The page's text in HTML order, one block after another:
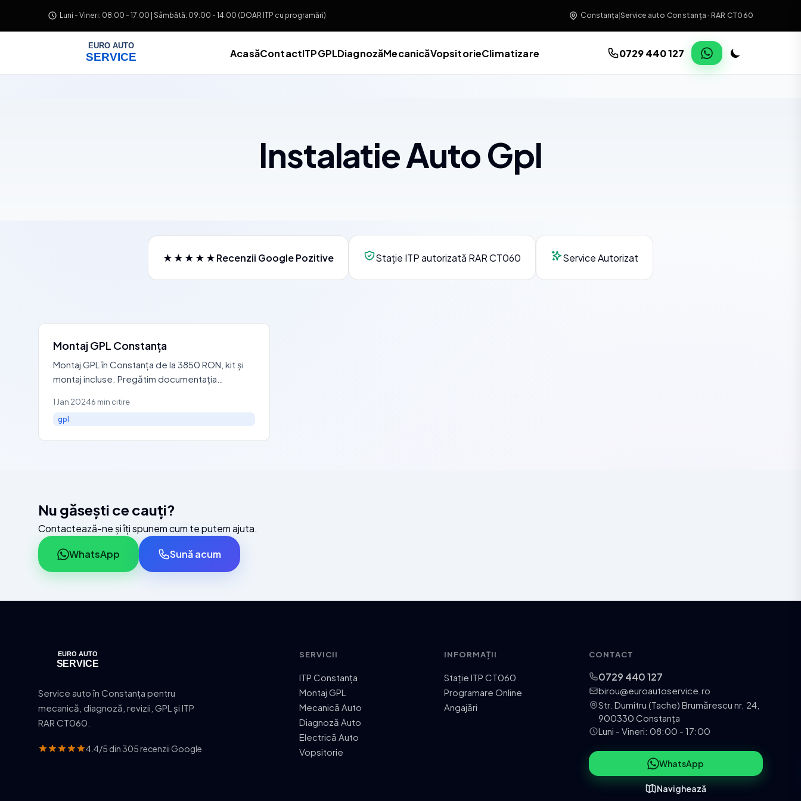
Luni - Vineri: 08:00 - 17:00 | Sâmbătă: 09:00 - 14:00 (DOAR ITP cu programări) Constanța Service auto Constanța · RAR CT060
AcasăContactITPGPLDiagnozăMecanicăVopsitorieClimatizare 0729 440 127
Instalatie Auto Gpl
★★★★★Recenzii Google Pozitive Stație ITP autorizată RAR CT060 Service Autorizat
Montaj GPL Constanța
Montaj GPL în Constanța de la 3850 RON, kit și
montaj incluse. Pregătim documentația
Compatibilitatea se stabilește după verificarea
mașinii.
1 Jan 20246 min citire
gpl
Nu găsești ce cauți?
Contactează-ne și îți spunem cum te putem ajuta.
WhatsApp Sună acum
Service auto în Constanța pentru
mecanică, diagnoză, revizii, GPL și ITP
RAR CT060.
4.4/5 din 305 recenzii Google
SERVICII
ITP Constanța
Montaj GPL
Mecanică Auto
Diagnoză Auto
Electrică Auto
Vopsitorie
INFORMAȚII
Stație ITP CT060
Programare Online
Angajări
CONTACT
0729 440 127
birou@euroautoservice.ro
Str. Dumitru (Tache) Brumărescu nr. 24,
900330 Constanța
Luni - Vineri: 08:00 - 17:00
WhatsApp
Navighează